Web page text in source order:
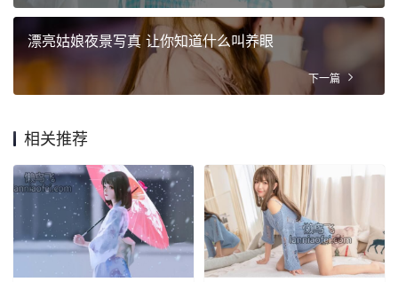
漂亮姑娘夜景写真 让你知道什么叫养眼
下一篇
相关推荐